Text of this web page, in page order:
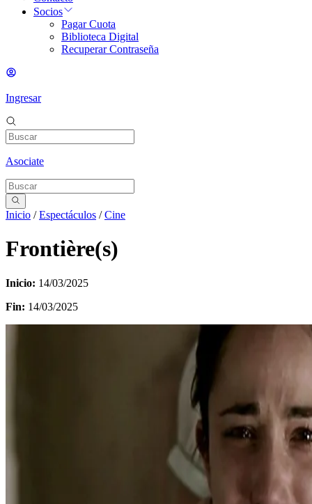
Socios
Pagar Cuota
Biblioteca Digital
Recuperar Contraseña
Ingresar
Asociate
Inicio /Espectáculos /Cine
Frontière(s)
Inicio: 14/03/2025
Fin: 14/03/2025